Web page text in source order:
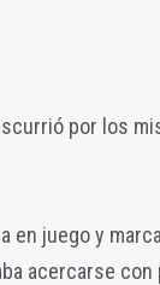
por los
en juego y
acercarse con